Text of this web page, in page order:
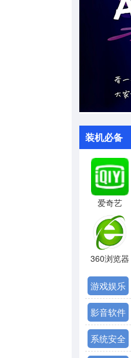
装机必备
爱奇艺
360浏览器
游戏娱乐
影音软件
系统安全